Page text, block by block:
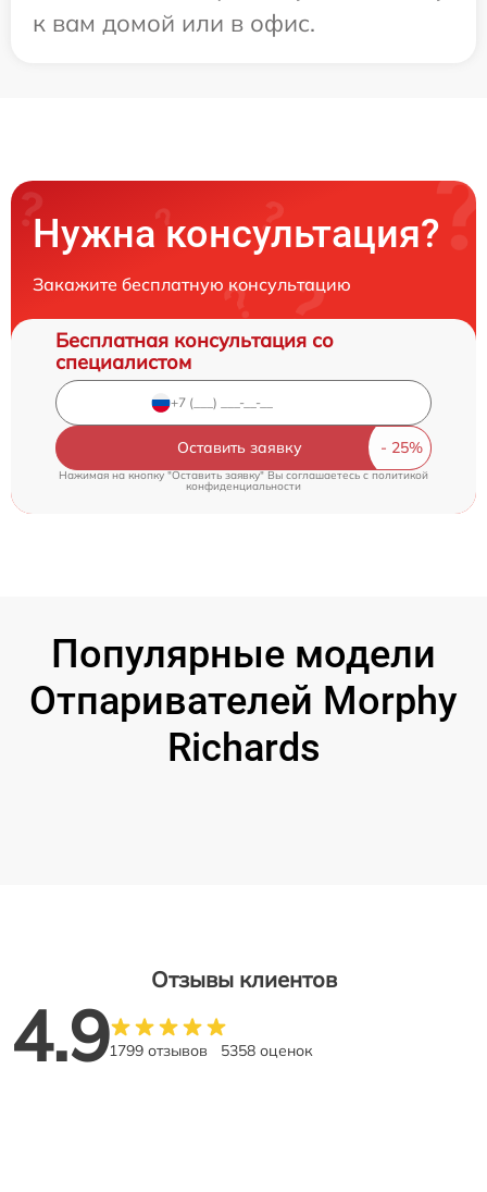
к вам домой или в офис.
Нужна консультация?
Закажите бесплатную консультацию
Бесплатная консультация со
специалистом
Оставить заявку
Нажимая на кнопку "Оставить заявку" Вы соглашаетесь cполитикой
конфиденциальности
Популярные модели
Отпаривателей Morphy
Richards
Отзывы клиентов
4.91799 отзывов 5358 оценок